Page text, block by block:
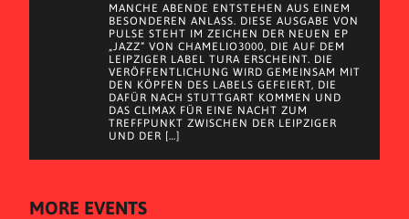
MANCHE ABENDE ENTSTEHEN AUS EINEM
BESONDEREN ANLASS. DIESE AUSGABE VON
PULSE STEHT IM ZEICHEN DER NEUEN EP
„JAZZ“ VON CHAMELIO3000, DIE AUF DEM
LEIPZIGER LABEL TURA ERSCHEINT. DIE
VERÖFFENTLICHUNG WIRD GEMEINSAM MIT
DEN KÖPFEN DES LABELS GEFEIERT, DIE
DAFÜR NACH STUTTGART KOMMEN UND
DAS CLIMAX FÜR EINE NACHT ZUM
TREFFPUNKT ZWISCHEN DER LEIPZIGER
UND DER […]
MORE EVENTS